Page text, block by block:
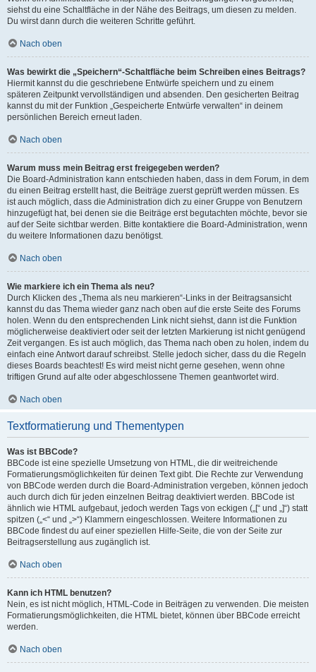
siehst du eine Schaltfläche in der Nähe des Beitrags, um diesen zu melden.
Du wirst dann durch die weiteren Schritte geführt.
Nach oben
Was bewirkt die „Speichern“-Schaltfläche beim Schreiben eines Beitrags?
Hiermit kannst du die geschriebene Entwürfe speichern und zu einem
späteren Zeitpunkt vervollständigen und absenden. Den gesicherten Beitrag
kannst du mit der Funktion „Gespeicherte Entwürfe verwalten“ in deinem
persönlichen Bereich erneut laden.
Nach oben
Warum muss mein Beitrag erst freigegeben werden?
Die Board-Administration kann entschieden haben, dass in dem Forum, in dem
du einen Beitrag erstellt hast, die Beiträge zuerst geprüft werden müssen. Es
ist auch möglich, dass die Administration dich zu einer Gruppe von Benutzern
hinzugefügt hat, bei denen sie die Beiträge erst begutachten möchte, bevor sie
auf der Seite sichtbar werden. Bitte kontaktiere die Board-Administration, wenn
du weitere Informationen dazu benötigst.
Nach oben
Wie markiere ich ein Thema als neu?
Durch Klicken des „Thema als neu markieren“-Links in der Beitragsansicht
kannst du das Thema wieder ganz nach oben auf die erste Seite des Forums
holen. Wenn du den entsprechenden Link nicht siehst, dann ist die Funktion
möglicherweise deaktiviert oder seit der letzten Markierung ist nicht genügend
Zeit vergangen. Es ist auch möglich, das Thema nach oben zu holen, indem du
einfach eine Antwort darauf schreibst. Stelle jedoch sicher, dass du die Regeln
dieses Boards beachtest! Es wird meist nicht gerne gesehen, wenn ohne
triftigen Grund auf alte oder abgeschlossene Themen geantwortet wird.
Nach oben
Textformatierung und Thementypen
Was ist BBCode?
BBCode ist eine spezielle Umsetzung von HTML, die dir weitreichende
Formatierungsmöglichkeiten für deinen Text gibt. Die Rechte zur Verwendung
von BBCode werden durch die Board-Administration vergeben, können jedoch
auch durch dich für jeden einzelnen Beitrag deaktiviert werden. BBCode ist
ähnlich wie HTML aufgebaut, jedoch werden Tags von eckigen („[“ und „]“) statt
spitzen („<“ und „>“) Klammern eingeschlossen. Weitere Informationen zu
BBCode findest du auf einer speziellen Hilfe-Seite, die von der Seite zur
Beitragserstellung aus zugänglich ist.
Nach oben
Kann ich HTML benutzen?
Nein, es ist nicht möglich, HTML-Code in Beiträgen zu verwenden. Die meisten
Formatierungsmöglichkeiten, die HTML bietet, können über BBCode erreicht
werden.
Nach oben